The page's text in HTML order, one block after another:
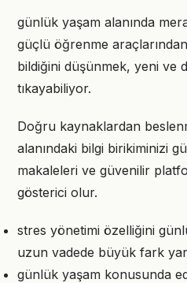
günlük yaşam alanında
güçlü öğrenme
bildiğini düşünmek, yeni ve
tıkayabiliyor.
Doğru kaynaklardan
alanındaki bilgi birikiminizi
makaleleri ve güvenilir
gösterici olur.
stres yönetimi özelliğini
uzun vadede büyük fark
günlük yaşam konusunda